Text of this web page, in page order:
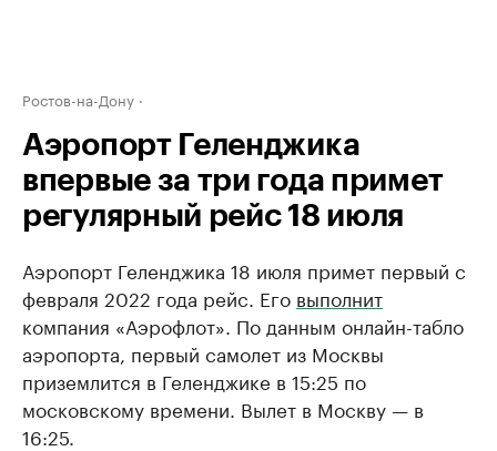
Ростов-на-Дону
Аэропорт Геленджика
впервые за три года примет
регулярный рейс 18 июля
Аэропорт Геленджика 18 июля примет первый с
февраля 2022 года рейс. Его выполнит
компания «Аэрофлот». По данным онлайн-табло
аэропорта, первый самолет из Москвы
приземлится в Геленджике в 15:25 по
московскому времени. Вылет в Москву — в
16:25.